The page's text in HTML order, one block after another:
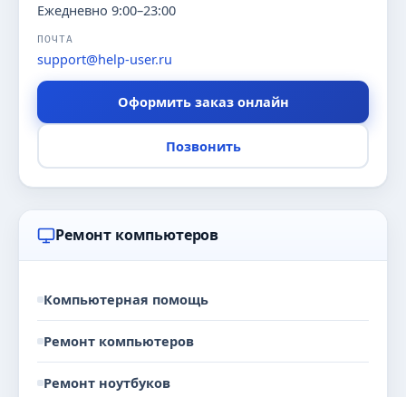
Ежедневно 9:00–23:00
ПОЧТА
support@help-user.ru
Оформить заказ онлайн
Позвонить
Ремонт компьютеров
Компьютерная помощь
Ремонт компьютеров
Ремонт ноутбуков